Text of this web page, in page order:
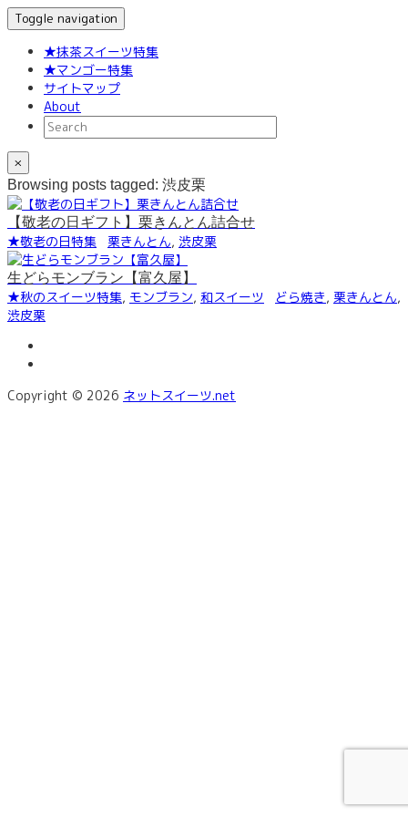
Toggle navigation
★抹茶スイーツ特集
★マンゴー特集
サイトマップ
About
×
Browsing posts tagged: 渋皮栗
【敬老の日ギフト】栗きんとん詰合せ
★敬老の日特集 栗きんとん, 渋皮栗
生どらモンブラン【富久屋】
★秋のスイーツ特集, モンブラン, 和スイーツ どら焼き, 栗きんとん,
渋皮栗
Copyright © 2026 ネットスイーツ.net